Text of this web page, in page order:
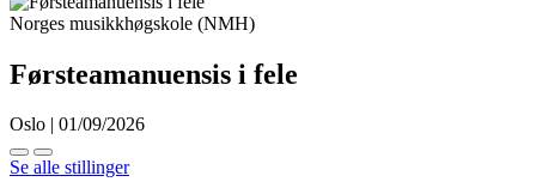
Norges musikkhøgskole (NMH)
Førsteamanuensis i fele
Oslo | 01/09/2026
Se alle stillinger